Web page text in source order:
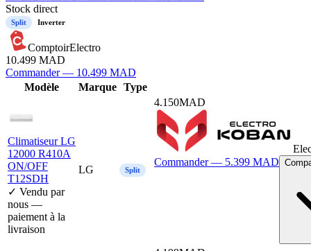
Stock direct
Split Inverter
ComptoirElectro
10.499 MAD
Commander — 10.499 MAD
Modèle Marque Type
Climatiseur LG
12000 R410A
ON/OFF
T12SDH
✓ Vendu par
nous —
paiement à la
livraison
LG Split
4.150MAD
Commander — 5.399 MAD